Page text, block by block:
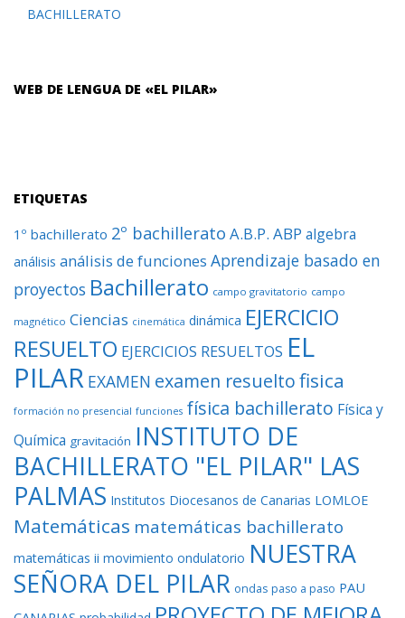
BACHILLERATO
WEB DE LENGUA DE «EL PILAR»
ETIQUETAS
1º bachillerato 2º bachillerato A.B.P. ABP algebra
análisis análisis de funciones Aprendizaje basado en
proyectos Bachillerato campo gravitatorio campo
magnético Ciencias cinemática dinámica EJERCICIO
RESUELTO EJERCICIOS RESUELTOS EL
PILAR EXAMEN examen resueltofisica
formación no presencial funciones física bachillerato Física y
Química gravitación INSTITUTO DE
BACHILLERATO "EL PILAR" LAS
PALMAS Institutos Diocesanos de Canarias LOMLOE
Matemáticas matemáticas bachillerato
matemáticas ii movimiento ondulatorio NUESTRA
SEÑORA DEL PILAR ondas paso a paso PAU